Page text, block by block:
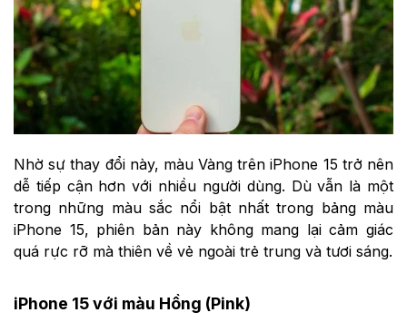
Nhờ sự thay đổi này, màu Vàng trên iPhone 15 trở nên
dễ tiếp cận hơn với nhiều người dùng. Dù vẫn là một
trong những màu sắc nổi bật nhất trong bảng màu
iPhone 15, phiên bản này không mang lại cảm giác
quá rực rỡ mà thiên về vẻ ngoài trẻ trung và tươi sáng.
iPhone 15 với màu Hồng (Pink)